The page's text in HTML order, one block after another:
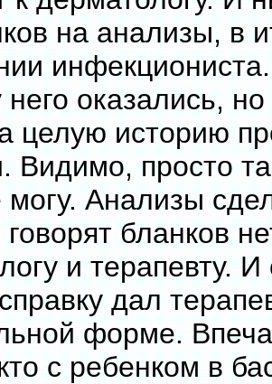
на анализы, в
него оказались, но
целую историю
Видимо, просто
могу. Анализы
бланков
и терапевту. И
дал
форме.
с ребенком в